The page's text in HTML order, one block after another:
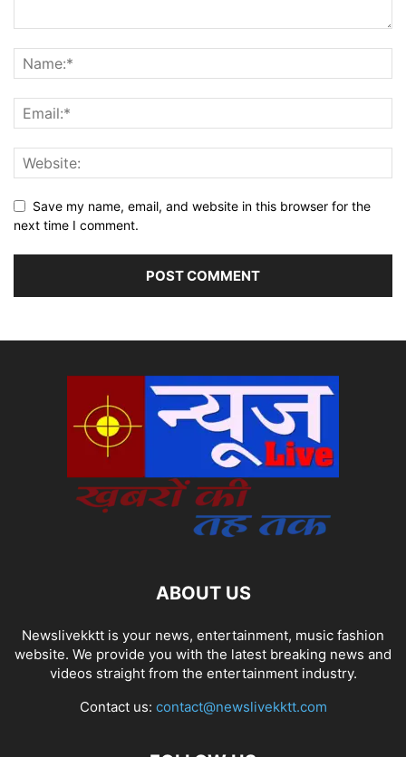
Save my name, email, and website in this browser for the
next time I comment.
ABOUT US
Newslivekktt is your news, entertainment, music fashion
website. We provide you with the latest breaking news and
videos straight from the entertainment industry.
Contact us: contact@newslivekktt.com